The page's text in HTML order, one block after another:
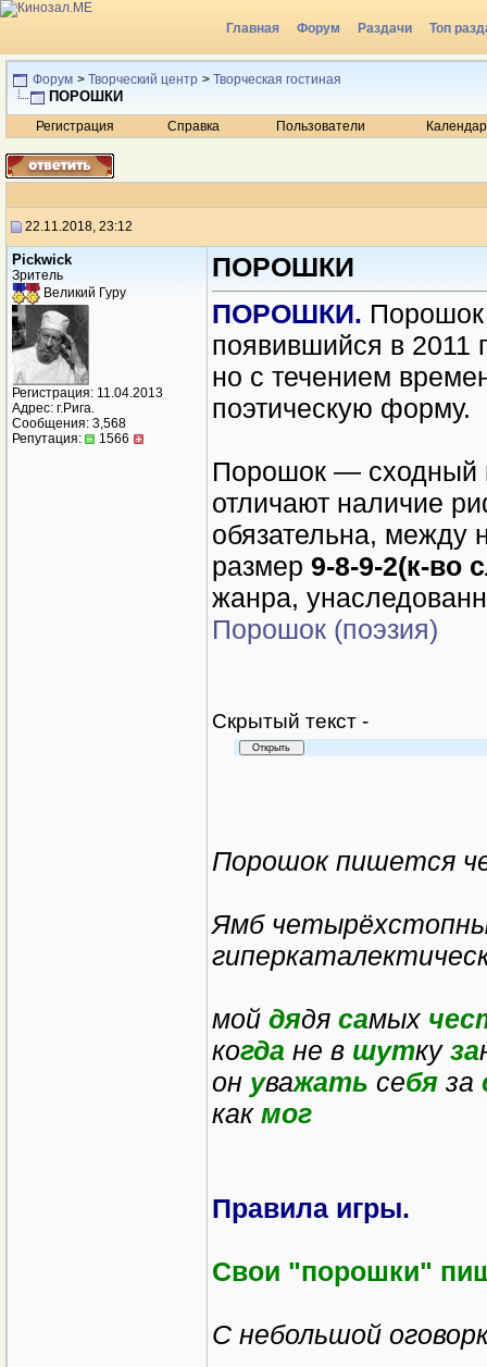
Главная Форум Раздачи Топ
Радио
Форум > Творческий центр > Творческая гостиная
ПОРОШКИ
Регистрация Справка Пользователи
22.11.2018, 23:12
Рickwick
Зритель
Великий Гуру
Регистрация: 11.04.2013
Адрес: г.Рига.
Сообщения: 3,568
Репутация:
1566
ПОРОШКИ
ПОРОШКИ. Порошок
появившийся в 2011
но с течением
поэтическую форму.
Порошок — сходный
отличают наличие
обязательна, между
размер 9-8-9-2(к-во
жанра,
Порошок (поэзия)
Cкрытый текст -
Порошок пишется
Ямб
мой дядя самых
когда не в шутку за
он уважать себя за
как мог
Правила игры.
Свои "порошки"
С небольшой